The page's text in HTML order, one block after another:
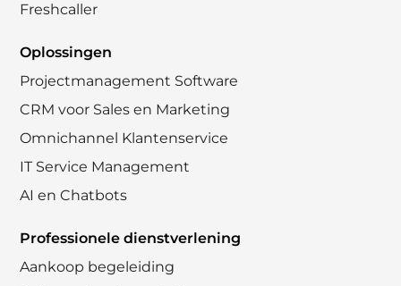
Freshcaller
Oplossingen
Projectmanagement Software
CRM voor Sales en Marketing
Omnichannel Klantenservice
IT Service Management
AI en Chatbots
Professionele dienstverlening
Aankoop begeleiding